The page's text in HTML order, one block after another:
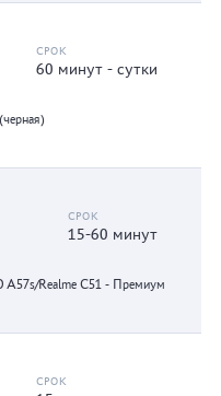
60 минут - сутки
15-60 минут
A57s/Realme C51 - Премиум